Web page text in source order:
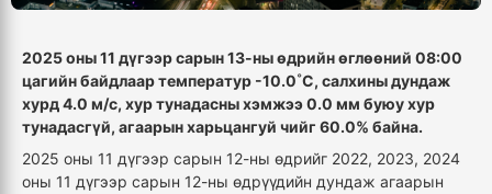
2025 оны 11 дүгээр сарын 13-ны өдрийн өглөөний 08:00
цагийн байдлаар температур -10.0˚С, салхины дундаж
хурд 4.0 м/с, хур тунадасны хэмжээ 0.0 мм буюу хур
тунадасгүй, агаарын харьцангуй чийг 60.0% байна.
2025 оны 11 дүгээр сарын 12-ны өдрийг 2022, 2023, 2024
оны 11 дүгээр сарын 12-ны өдрүүдийн дундаж агаарын